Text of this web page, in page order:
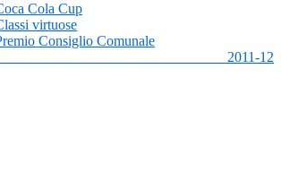
Cola Cup
virtuose
Consiglio Comunale
2011-12